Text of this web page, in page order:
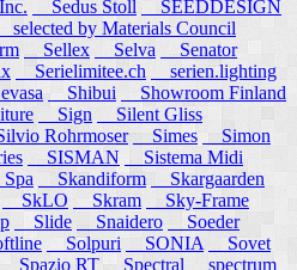
Sedus Stoll
SEEDDESIGN
selected by Materials Council
Sellex Selva
Senator
Serielimitee.ch
serien.lighting
Shibui
Showroom Finland
Sign
Silent Gliss
Rohrmoser Simes Simon
SISMAN
Sistema Midi
Skandiform
Skargaarden
SkLO Skram
Sky-Frame
Slide Snaidero
Soeder
Solpuri SONIA
Sovet
Spazio RT Spectral
spectrum